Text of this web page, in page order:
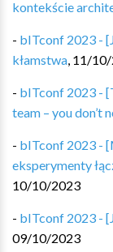
kontekście
- bITconf 2023 -
kłamstwa, 11/
- bITconf 2023 -
team – you don’t
- bITconf 2023 -
eksperymenty
10/10/2023
- bITconf 2023 -
09/10/2023